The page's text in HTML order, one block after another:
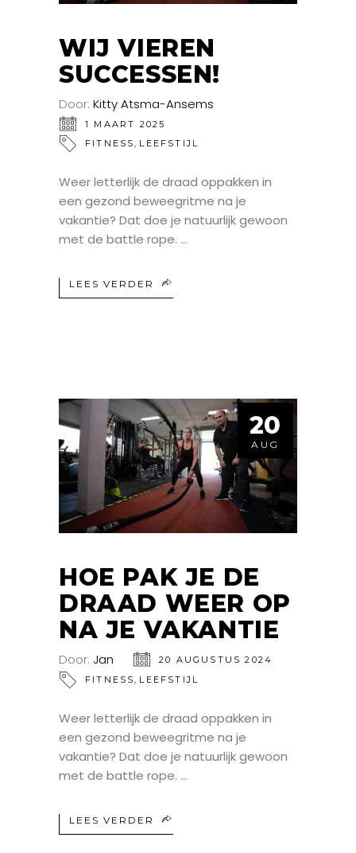
WIJ VIEREN
SUCCESSEN!
Door: Kitty Atsma-Ansems
1 MAART 2025
FITNESS, LEEFSTIJL
Weer letterlijk de draad oppakken in
een gezond beweegritme na je
vakantie? Dat doe je natuurlijk gewoon
met de battle rope.
LEES VERDER
20
AUG
HOE PAK JE DE
DRAAD WEER OP
NA JE VAKANTIE
Door: Jan
20 AUGUSTUS 2024
FITNESS, LEEFSTIJL
Weer letterlijk de draad oppakken in
een gezond beweegritme na je
vakantie? Dat doe je natuurlijk gewoon
met de battle rope.
LEES VERDER